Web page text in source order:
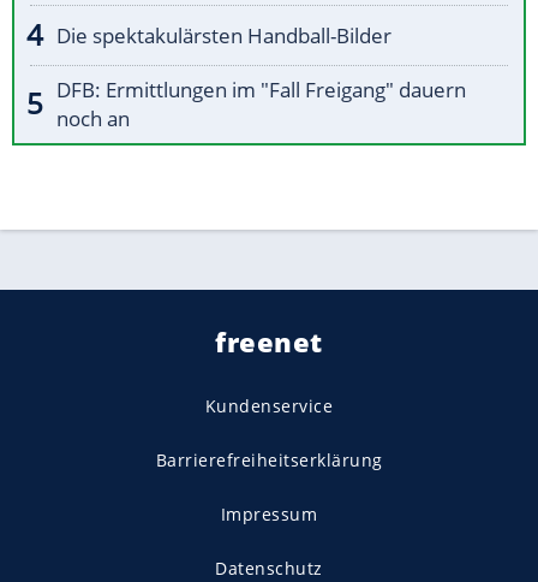
Die spektakulärsten Handball-Bilder
DFB: Ermittlungen im "Fall Freigang" dauern
noch an
freenet
Kundenservice
Barrierefreiheitserklärung
Impressum
Datenschutz